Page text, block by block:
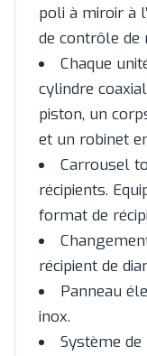
poli à miroir à
de contrôle de
Chaque
cylindre
piston, un
et un robinet
Carrousel
récipients.
format de
récipient de
Panneau
inox.
Système